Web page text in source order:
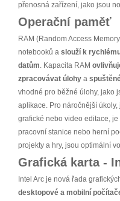
přenosná zařízení, jako jsou
Operační paměť
RAM (Random Access
notebooků a slouží k
datům. Kapacita RAM
zpracovávat úlohy a
vhodné pro běžné úlohy, jako
aplikace. Pro náročnější
grafické nebo video editace,
pracovní stanice nebo herní
projekty a hry, jsou optimální
Grafická karta -
Intel Arc je nová řada
desktopové a mobilní